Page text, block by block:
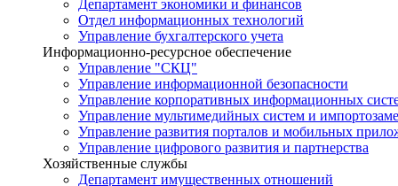
Департамент экономики и финансов
Отдел информационных технологий
Управление бухгалтерского учета
Информационно-ресурсное обеспечение
Управление "СКЦ"
Управление информационной безопасности
Управление корпоративных информационных
Управление мультимедийных систем и
Управление развития порталов и мобильных
Управление цифрового развития и партнерства
Хозяйственные службы
Департамент имущественных отношений